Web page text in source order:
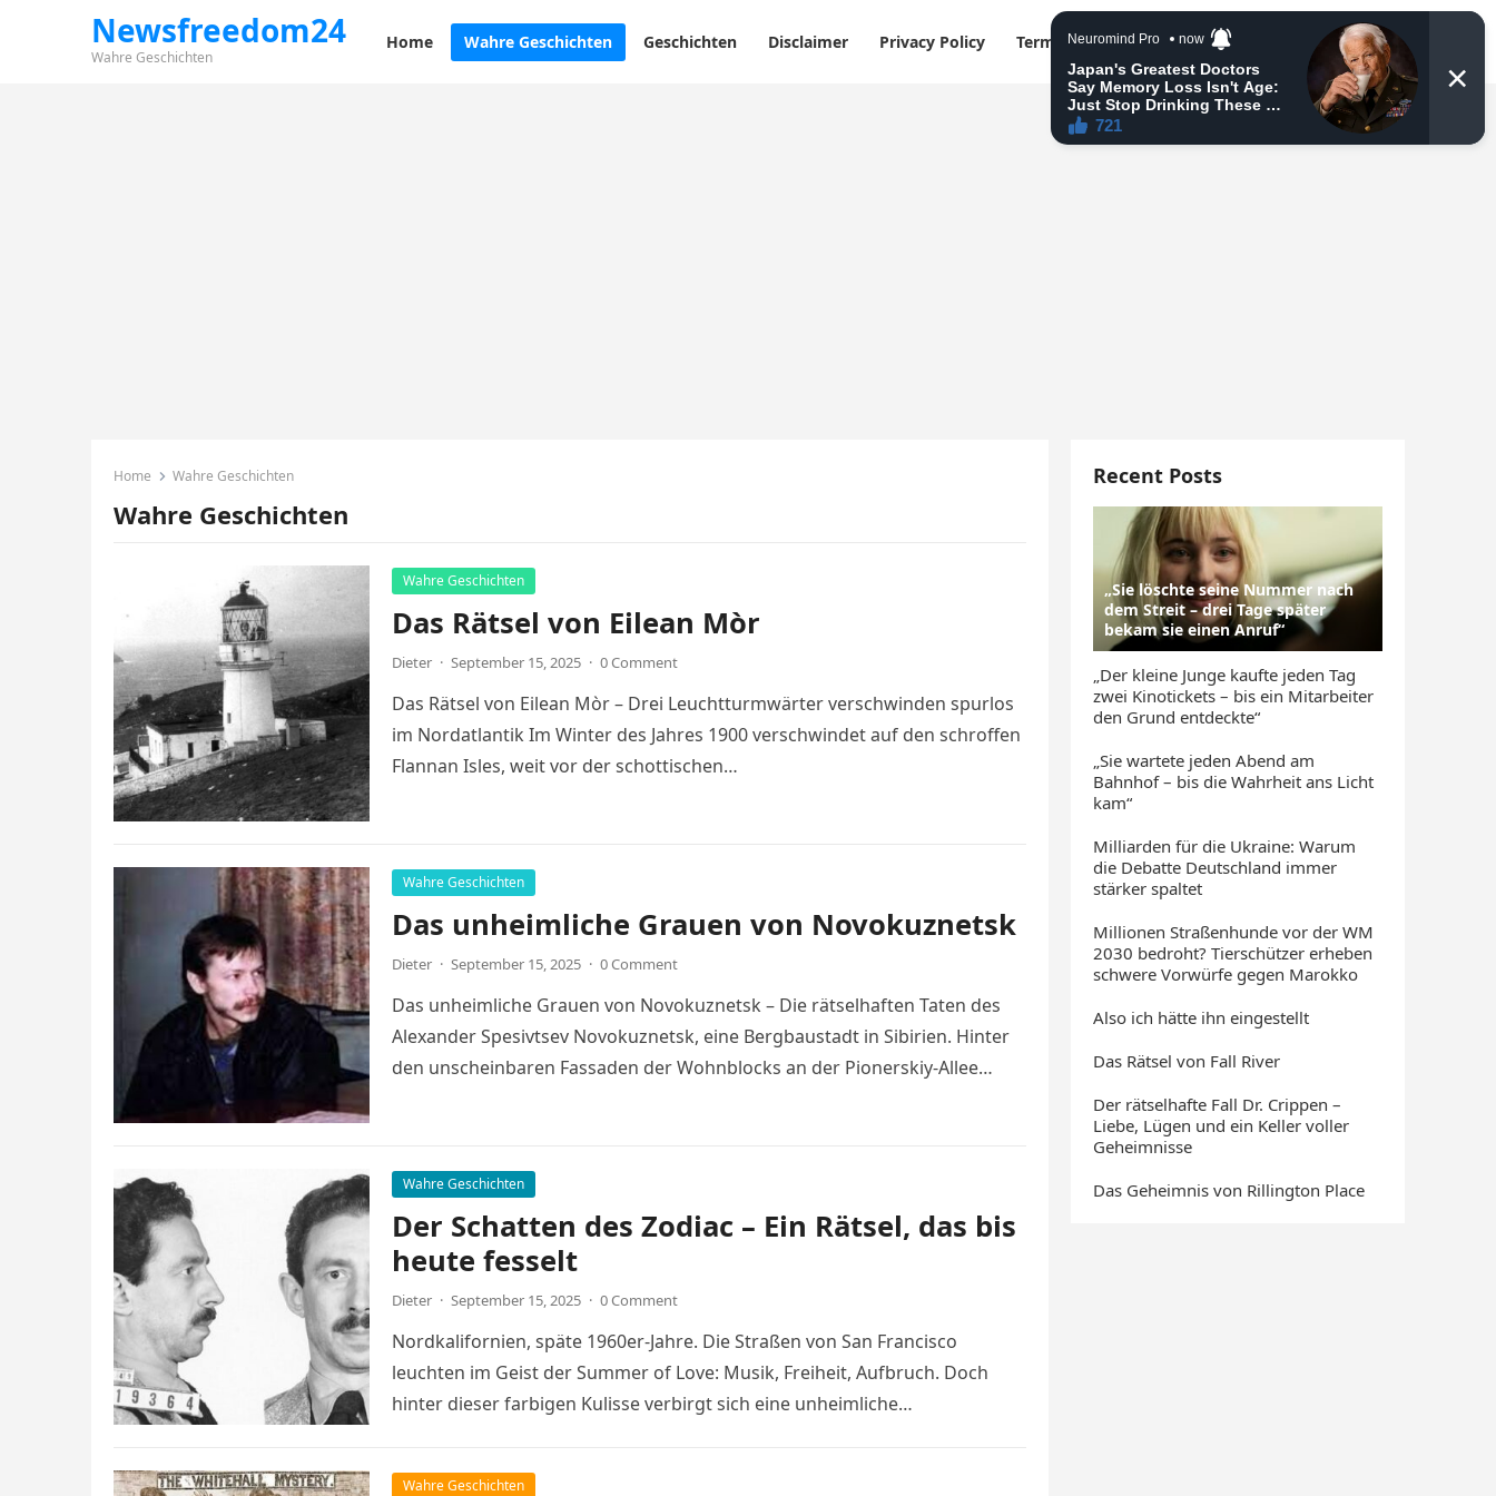
Newsfreedom24
Wahre Geschichten
Home Wahre Geschichten Geschichten Disclaimer Privacy Policy Terms & Conditions
Home Wahre Geschichten
Wahre Geschichten
Wahre Geschichten
Das Rätsel von Eilean Mòr
Dieter · September 15, 2025 · 0 Comment
Das Rätsel von Eilean Mòr – Drei Leuchtturmwärter verschwinden spurlos
im Nordatlantik Im Winter des Jahres 1900 verschwindet auf den schroffen
Flannan Isles, weit vor der schottischen…
Wahre Geschichten
Das unheimliche Grauen von Novokuznetsk
Dieter · September 15, 2025 · 0 Comment
Das unheimliche Grauen von Novokuznetsk – Die rätselhaften Taten des
Alexander Spesivtsev Novokuznetsk, eine Bergbaustadt in Sibirien. Hinter
den unscheinbaren Fassaden der Wohnblocks an der Pionerskiy-Allee
Wahre Geschichten
Der Schatten des Zodiac – Ein Rätsel, das bis
heute fesselt
Dieter · September 15, 2025 · 0 Comment
Nordkalifornien, späte 1960er-Jahre. Die Straßen von San Francisco
leuchten im Geist der Summer of Love: Musik, Freiheit, Aufbruch. Doch
hinter dieser farbigen Kulisse verbirgt sich eine unheimliche…
Wahre Geschichten
Recent Posts
„Sie löschte seine Nummer nach
dem Streit – drei Tage später
bekam sie einen Anruf“
„Der kleine Junge kaufte jeden Tag
zwei Kinotickets – bis ein Mitarbeiter
den Grund entdeckte“
„Sie wartete jeden Abend am
Bahnhof – bis die Wahrheit ans Licht
kam“
Milliarden für die Ukraine: Warum
die Debatte Deutschland immer
stärker spaltet
Millionen Straßenhunde vor der WM
2030 bedroht? Tierschützer erheben
schwere Vorwürfe gegen Marokko
Also ich hätte ihn eingestellt
Das Rätsel von Fall River
Der rätselhafte Fall Dr. Crippen –
Liebe, Lügen und ein Keller voller
Geheimnisse
Das Geheimnis von Rillington Place